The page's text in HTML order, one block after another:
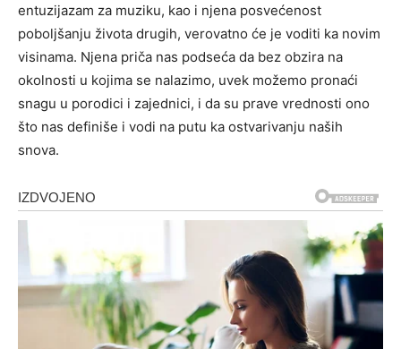
entuzijazam za muziku, kao i njena posvećenost
poboljšanju života drugih, verovatno će je voditi ka novim
visinama. Njena priča nas podseća da bez obzira na
okolnosti u kojima se nalazimo, uvek možemo pronaći
snagu u porodici i zajednici, i da su prave vrednosti ono
što nas definiše i vodi na putu ka ostvarivanju naših
snova.